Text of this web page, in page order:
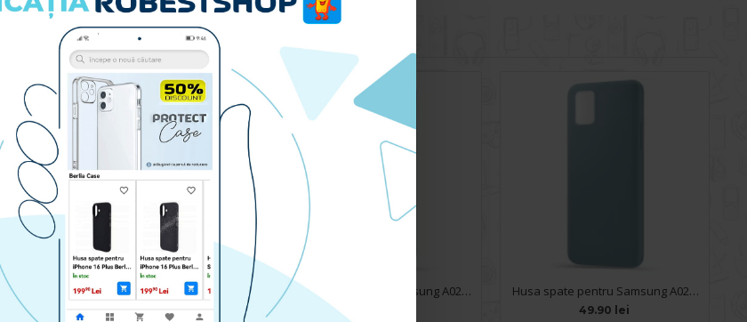
Husa spate pentru Samsung A02S - Silicon Line Rosu
49.90 lei
Husa spate pentru Samsung A02S - Silicon Line Navy Husa spate pentru Samsung A02S - Silicon Line Gri
49.90 lei